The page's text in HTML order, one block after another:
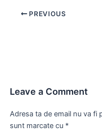
Post PREVIOUS
Leave a Comment
Adresa ta de email nu va fi
sunt marcate cu *